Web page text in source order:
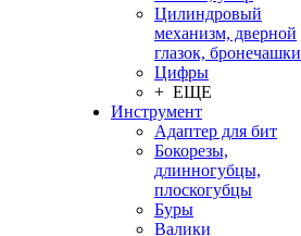
Цилиндровый
механизм, дверной
глазок, бронечашки
Цифры
+ ЕЩЕ
Инструмент
Адаптер для бит
Бокорезы,
длинногубцы,
плоскогубцы
Буры
Валики